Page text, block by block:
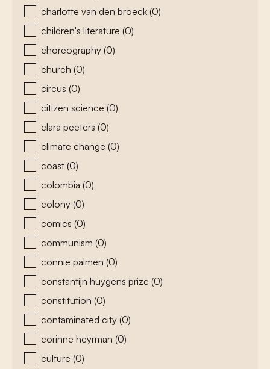
charlotte van den broeck (0)
children's literature (0)
choreography (0)
church (0)
circus (0)
citizen science (0)
clara peeters (0)
climate change (0)
coast (0)
colombia (0)
colony (0)
comics (0)
communism (0)
connie palmen (0)
constantijn huygens prize (0)
constitution (0)
contaminated city (0)
corinne heyrman (0)
culture (0)